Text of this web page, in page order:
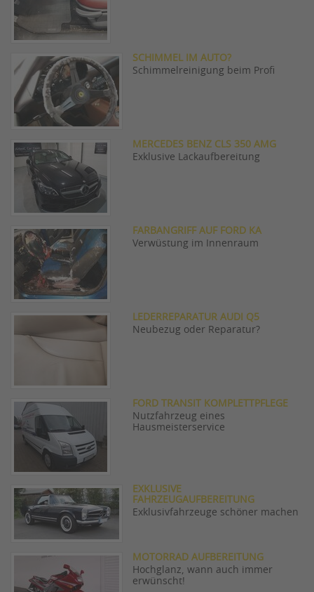
SCHIMMEL IM AUTO?
Schimmelreinigung beim Profi
MERCEDES BENZ CLS 350 AMG
Exklusive Lackaufbereitung
FARBANGRIFF AUF FORD KA
Verwüstung im Innenraum
LEDERREPARATUR AUDI Q5
Neubezug oder Reparatur?
FORD TRANSIT KOMPLETTPFLEGE
Nutzfahrzeug eines
Hausmeisterservice
EXKLUSIVE
FAHRZEUGAUFBEREITUNG
Exklusivfahrzeuge schöner machen
MOTORRAD AUFBEREITUNG
Hochglanz, wann auch immer
erwünscht!